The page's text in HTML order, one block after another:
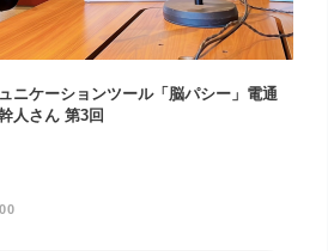
ニケーションツール「脳パシー」電通
人さん 第3回